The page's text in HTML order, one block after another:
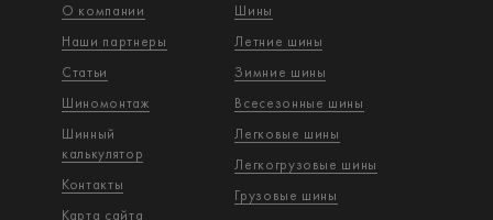
О компании
Наши партнеры
Статьи
Шиномонтаж
Шинный
калькулятор
Контакты
Карта сайта
Шины
Летние шины
Зимние шины
Всесезонные шины
Легковые шины
Легкогрузовые шины
Грузовые шины